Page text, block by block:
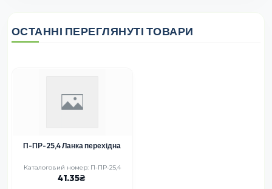
ОСТАННІ ПЕРЕГЛЯНУТІ ТОВАРИ
П-ПР-25,4 Ланка перехідна
Каталоговий номер: П-ПР-25,4
41.35